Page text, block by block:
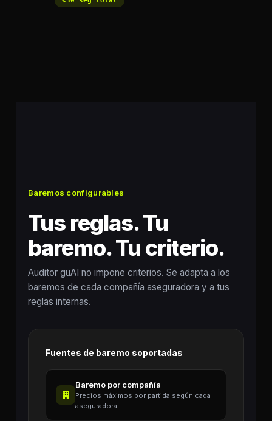
Baremos configurables
Tus reglas. Tu
baremo. Tu criterio.
Auditor guAI no impone criterios. Se adapta a los
baremos de cada compañía aseguradora y a tus
reglas internas.
Fuentes de baremo soportadas
Baremo por compañía
Precios máximos por partida según cada
aseguradora